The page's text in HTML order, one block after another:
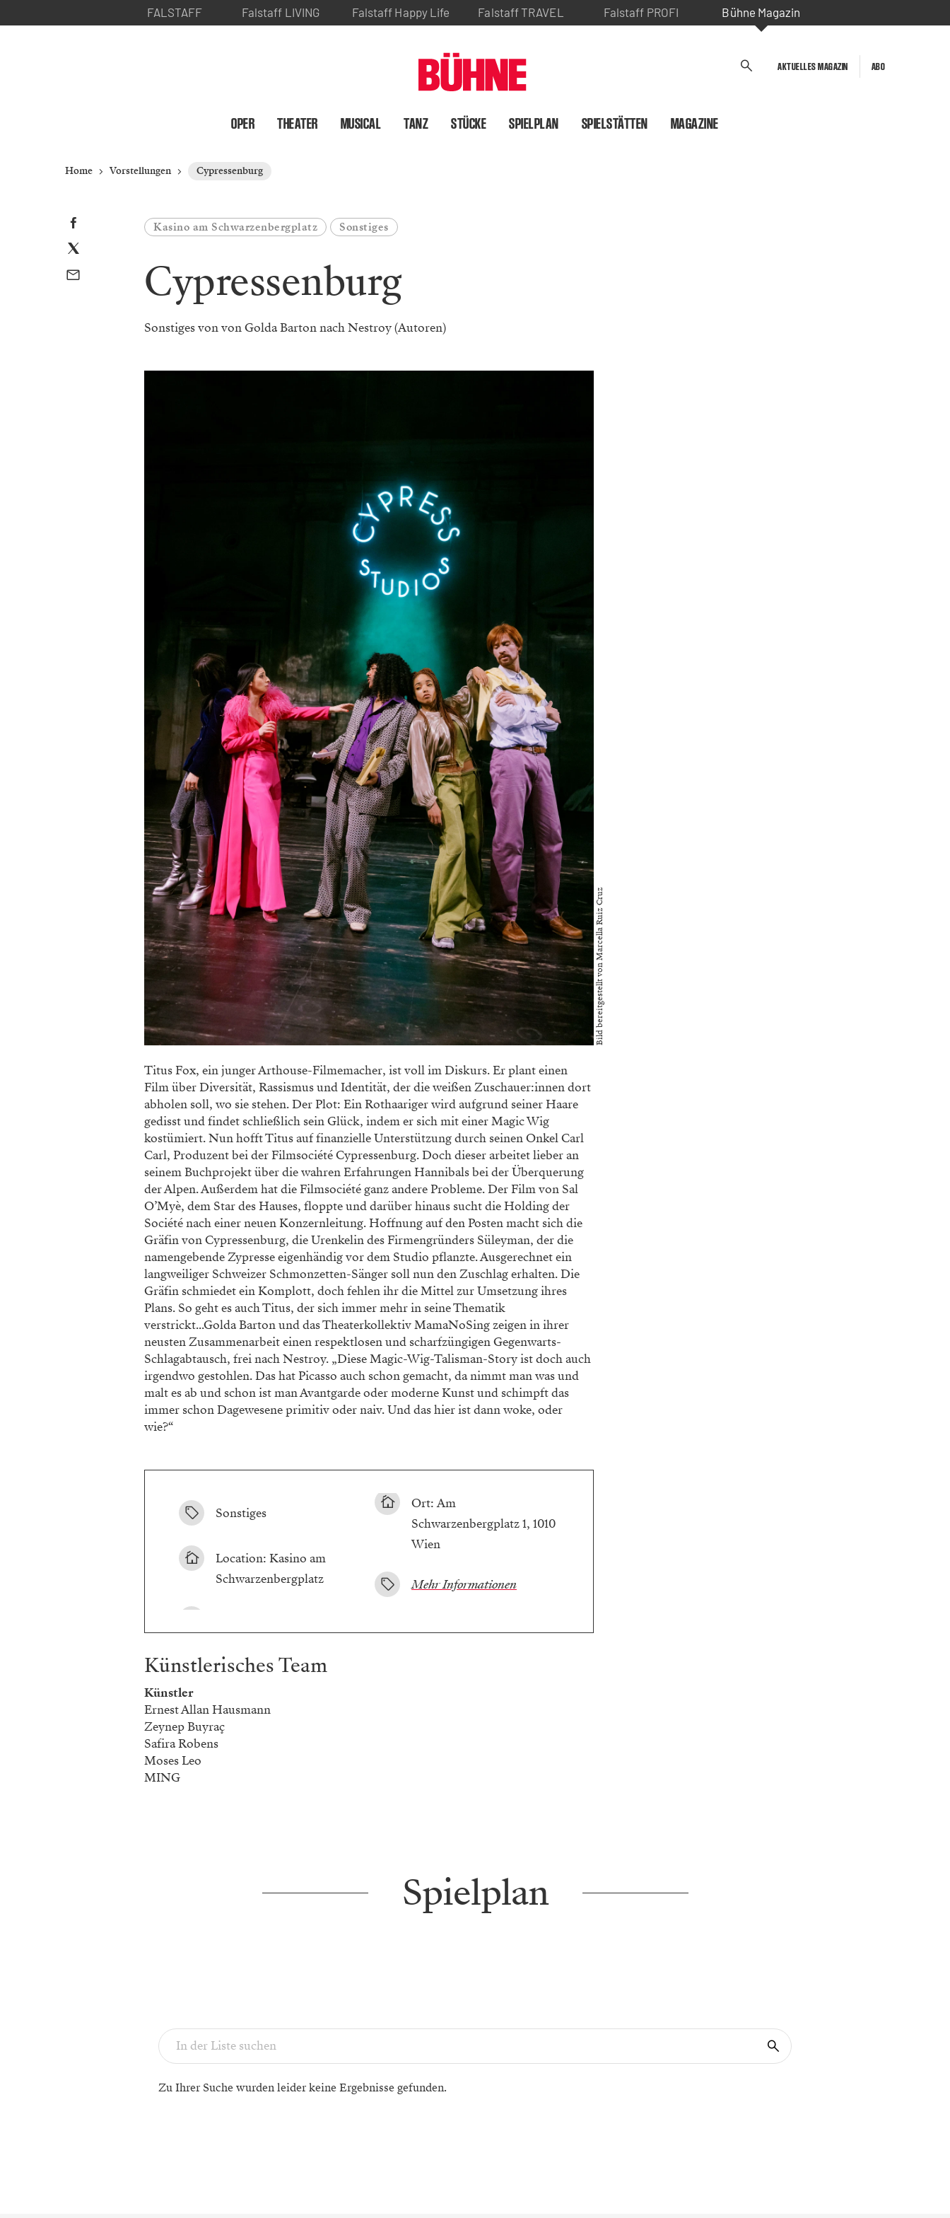
FALSTAFF Falstaff LIVING Falstaff Happy Life Falstaff TRAVEL Falstaff PROFI Bühne Magazin
AKTUELLES MAGAZIN ABO
OPER THEATER MUSICAL TANZ STÜCKE SPIELPLAN SPIELSTÄTTEN MAGAZINE
Home Vorstellungen Cypressenburg
Kasino am Schwarzenbergplatz Sonstiges
Cypressenburg
Sonstiges von von Golda Barton nach Nestroy (Autoren)
Bild bereitgestellt von Marcella Ruiz Cruz
Titus Fox, ein junger Arthouse-Filmemacher, ist voll im Diskurs. Er plant einen
Film über Diversität, Rassismus und Identität, der die weißen Zuschauer:innen dort
abholen soll, wo sie stehen. Der Plot: Ein Rothaariger wird aufgrund seiner Haare
gedisst und findet schließlich sein Glück, indem er sich mit einer Magic Wig
kostümiert. Nun hofft Titus auf finanzielle Unterstützung durch seinen Onkel Carl
Carl, Produzent bei der Filmsociété Cypressenburg. Doch dieser arbeitet lieber an
seinem Buchprojekt über die wahren Erfahrungen Hannibals bei der Überquerung
der Alpen. Außerdem hat die Filmsociété ganz andere Probleme. Der Film von Sal
O’Myè, dem Star des Hauses, floppte und darüber hinaus sucht die Holding der
Société nach einer neuen Konzernleitung. Hoffnung auf den Posten macht sich die
Gräfin von Cypressenburg, die Urenkelin des Firmengründers Süleyman, der die
namengebende Zypresse eigenhändig vor dem Studio pflanzte. Ausgerechnet ein
langweiliger Schweizer Schmonzetten-Sänger soll nun den Zuschlag erhalten. Die
Gräfin schmiedet ein Komplott, doch fehlen ihr die Mittel zur Umsetzung ihres
Plans. So geht es auch Titus, der sich immer mehr in seine Thematik
verstrickt...Golda Barton und das Theaterkollektiv MamaNoSing zeigen in ihrer
neusten Zusammenarbeit einen respektlosen und scharfzüngigen Gegenwarts-
Schlagabtausch, frei nach Nestroy. „Diese Magic-Wig-Talisman-Story ist doch auch
irgendwo gestohlen. Das hat Picasso auch schon gemacht, da nimmt man was und
malt es ab und schon ist man Avantgarde oder moderne Kunst und schimpft das
immer schon Dagewesene primitiv oder naiv. Und das hier ist dann woke, oder
wie?“
Sonstiges
Location: Kasino am
Schwarzenbergplatz
Ort: Am
Schwarzenbergplatz 1, 1010
Wien
Mehr Informationen
Künstlerisches Team
Künstler
Ernest Allan Hausmann
Zeynep Buyraç
Safira Robens
Moses Leo
MING
Spielplan
Zu Ihrer Suche wurden leider keine Ergebnisse gefunden.